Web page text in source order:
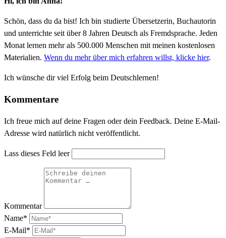
Schön, dass du da bist! Ich bin studierte Übersetzerin, Buchautorin
und unterrichte seit über 8 Jahren Deutsch als Fremdsprache. Jeden
Monat lernen mehr als 500.000 Menschen mit meinen kostenlosen
Materialien. Wenn du mehr über mich erfahren willst, klicke hier.
Ich wünsche dir viel Erfolg beim Deutschlernen!
Kommentare
Ich freue mich auf deine Fragen oder dein Feedback. Deine E-Mail-
Adresse wird natürlich nicht veröffentlicht.
Lass dieses Feld leer
Kommentar
Name*
E-Mail*